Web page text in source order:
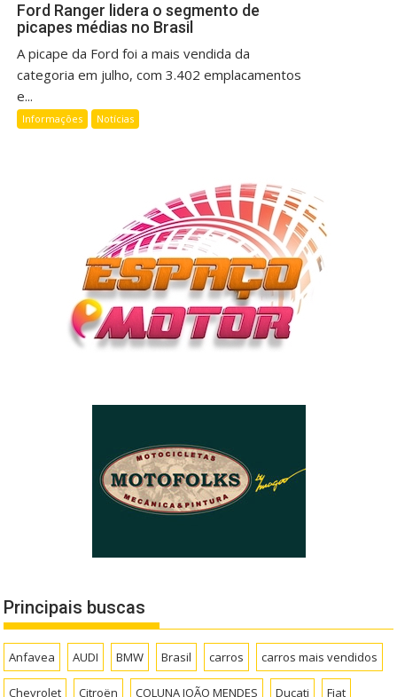
Ford Ranger lidera o segmento de
picapes médias no Brasil
A picape da Ford foi a mais vendida da
categoria em julho, com 3.402 emplacamentos
e...
Informações Notícias
Principais buscas
Anfavea AUDI BMW Brasil carros carros mais vendidos
Chevrolet Citroën COLUNA JOÃO MENDES Ducati Fiat